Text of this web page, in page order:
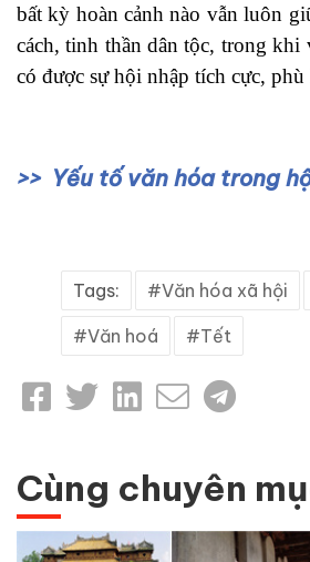
bất kỳ hoàn cảnh nào vẫn luôn
cách, tinh thần dân tộc, trong khi
có được sự hội nhập tích cực, phù
Yếu tố văn hóa trong
Tags: Văn hóa xã hội
Văn hoá Tết
Cùng chuyên